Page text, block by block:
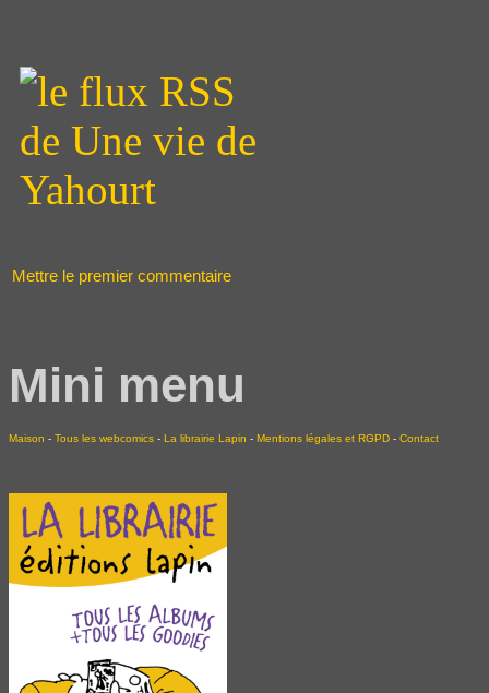
Mettre le premier commentaire
Mini menu
Maison - Tous les webcomics - La librairie Lapin - Mentions légales et RGPD - Contact